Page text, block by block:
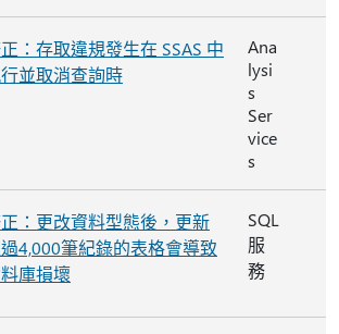
：存取違規發生在 SSAS 中
並取消查詢時
Ana
lysi
s
Ser
vice
s
：更改資料型態後，更新
4,000筆紀錄的表格會導致
庫損壞
SQL
服
務